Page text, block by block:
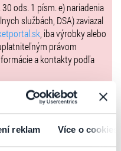
reklam Více o cookies
ods. 1 písm. e) nariadenia
službách, DSA) zaviazal
, iba výrobky alebo
právom
a kontakty podľa